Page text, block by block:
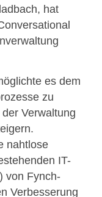
hat
es dem
zu
Verwaltung
nahtlose
IT-
von Fynch-
Verbesserung